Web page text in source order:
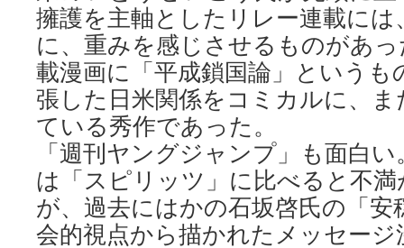
擁護を主軸としたリレー連載には
に、重みを感じさせるものがあ
載漫画に「平成鎖国論」というも
張した日米関係をコミカルに、
ている秀作であった。
「週刊ヤングジャンプ」も面白
は「スピリッツ」に比べると不
が、過去にはかの石坂啓氏の「安
会的視点から描かれたメッセー